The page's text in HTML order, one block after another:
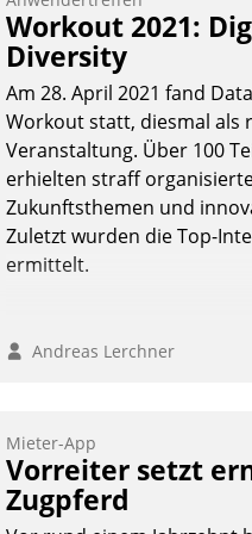
Workout 2021:
Diversity
Am 28. April 2021 fand
Workout statt, diesmal als
Veranstaltung. Über 100
erhielten straff
Zukunftsthemen und
Zuletzt wurden die Top-
ermittelt.
Andreas Lerchner
Mieter-App
Vorreiter setzt
Zugpferd